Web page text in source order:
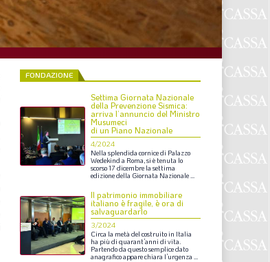
FONDAZIONE
Settima Giornata Nazionale
della Prevenzione Sismica:
arriva l’annuncio del Ministro
Musumeci
di un Piano Nazionale
4/2024
Nella splendida cornicedi Palazzo
Wedekind a Roma, si è tenuta lo
scorso17dicembre la settima
edizionedella Giornata Nazionale
Il patrimonio immobiliare
italiano è fragile, è ora di
salvaguardarlo
3/2024
Circa la metà del costruitoin Italia
ha più di quarant’anni di vita.
Partendoda questosemplicedato
anagraficoapparechiara l’urgenza